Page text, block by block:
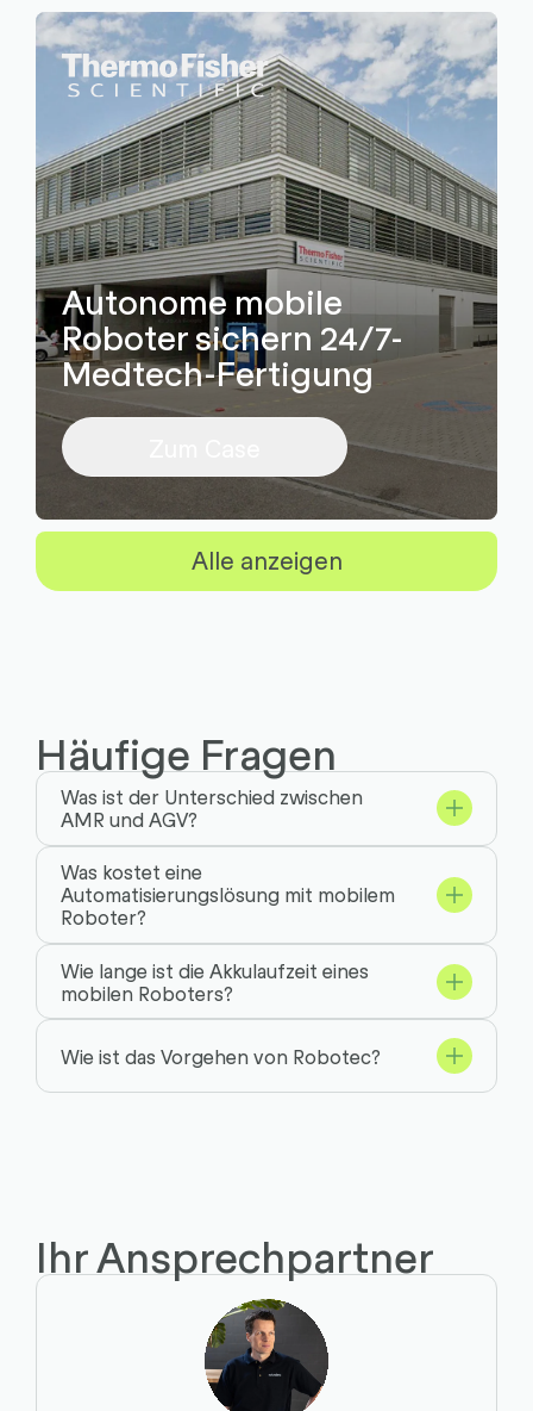
Autonome mobile
Roboter sichern 24/7-
Medtech-Fertigung
Alle anzeigen
Häufige Fragen
Was ist der Unterschied zwischen
AMR und AGV?
Was kostet eine
Automatisierungslösung mit mobilem
Roboter?
Wie lange ist die Akkulaufzeit eines
mobilen Roboters?
Wie ist das Vorgehen von Robotec?
Ihr Ansprechpartner